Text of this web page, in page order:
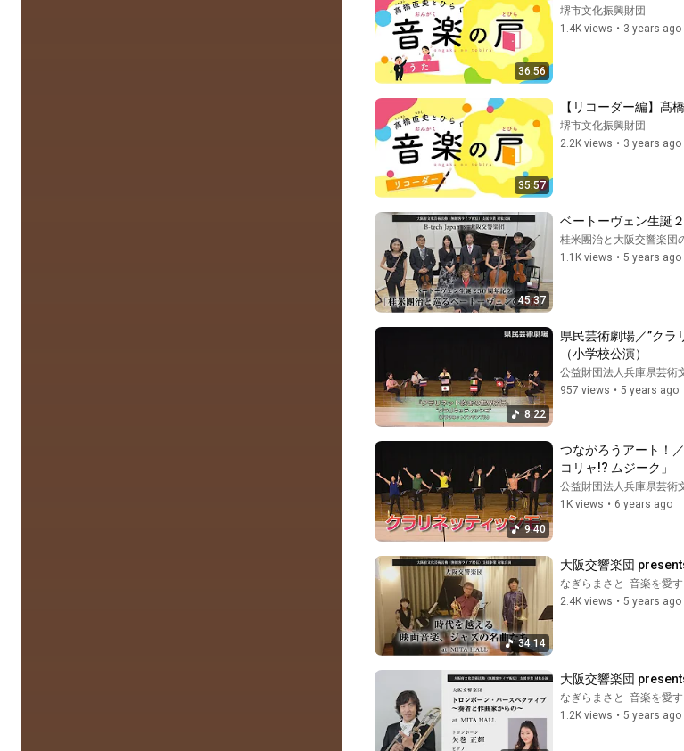
36:56
堺市文化振興財団
1.4K views • 3 years ago
35:57
【リコーダー編】髙
堺市文化振興財団
2.2K views • 3 years ago
45:37
ベートーヴェン生誕
桂米團治と大阪交響楽団
1.1K views • 5 years ago
8:22
県民芸術劇場／”クラ
（小学校公演）
公益財団法人兵庫県芸術
957 views • 5 years ago
9:40
つながろうアート！
コリャ!? ムジーク」
公益財団法人兵庫県芸術
1K views • 6 years ago
34:14
大阪交響楽団
なぎらまさと- 音楽を愛
2.4K views • 5 years ago
大阪交響楽団
なぎらまさと- 音楽を愛
1.2K views • 5 years ago